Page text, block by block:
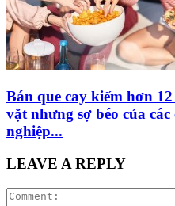
Bán que cay kiếm hơn
vặt nhưng sợ béo của
nghiệp...
LEAVE A REPLY